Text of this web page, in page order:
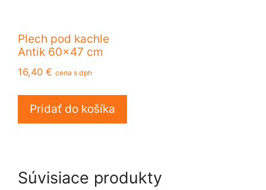
Plech pod kachle
Antik 60×47 cm
16,40 € cena s dph
Pridať do košíka
Súvisiace produkty